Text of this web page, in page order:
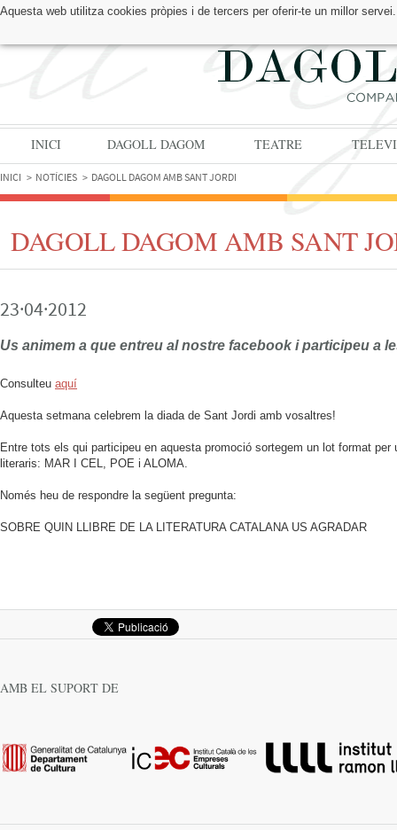
Aquesta web utilitza cookies pròpies i de tercers per oferir-te un millor
TROBA'NS A:
INICI DAGOLL DAGOM TEATRE
INICI NOTÍCIES DAGOLL DAGOM AMB SANT JORDI
DAGOLL DAGOM AMB SANT
23·04·2012
Us animem a que entreu al nostre facebook i participeu a
Consulteu aquí
Aquesta setmana celebrem la diada de Sant Jordi amb vosaltres!
Entre tots els qui participeu en aquesta promoció sortegem un lot format
literaris: MAR I CEL, POE i ALOMA.
Només heu de respondre la següent pregunta:
SOBRE QUIN LLIBRE DE LA LITERATURA CATALANA US AGRADAR
AMB EL SUPORT DE